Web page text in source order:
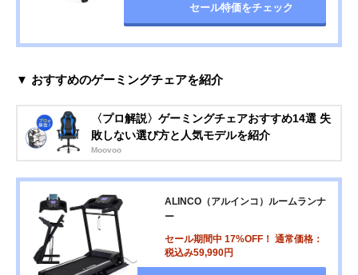
セール特価をチェック
▼ おすすめのゲーミングチェアを紹介
〈プロ解説〉ゲーミングチェアおすすめ14選 失
敗しない選び方と人気モデルを紹介
Moovoo
ALINCO（アルインコ）ルームランナ
ー
セール期間中 17%OFF！ 通常価格：
税込み59,990円